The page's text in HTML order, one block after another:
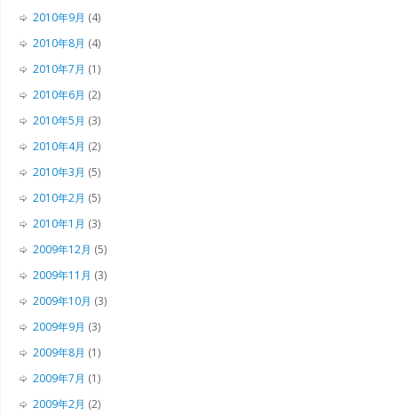
2010年9月 (4)
2010年8月 (4)
2010年7月 (1)
2010年6月 (2)
2010年5月 (3)
2010年4月 (2)
2010年3月 (5)
2010年2月 (5)
2010年1月 (3)
2009年12月 (5)
2009年11月 (3)
2009年10月 (3)
2009年9月 (3)
2009年8月 (1)
2009年7月 (1)
2009年2月 (2)